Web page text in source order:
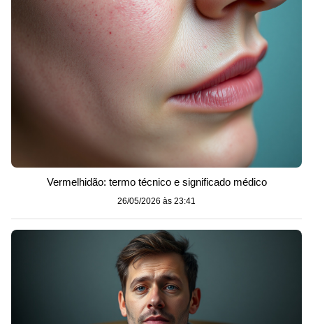
Vermelhidão: termo técnico e significado médico
26/05/2026 às 23:41